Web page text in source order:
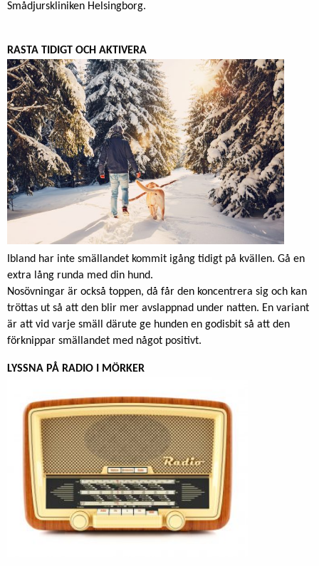
Smådjurskliniken Helsingborg.
RASTA TIDIGT OCH AKTIVERA
Ibland har inte smällandet kommit igång tidigt på kvällen. Gå en
extra lång runda med din hund.
Nosövningar är också toppen, då får den koncentrera sig och kan
tröttas ut så att den blir mer avslappnad under natten. En variant
är att vid varje smäll därute ge hunden en godisbit så att den
förknippar smällandet med något positivt.
LYSSNA PÅ RADIO I MÖRKER